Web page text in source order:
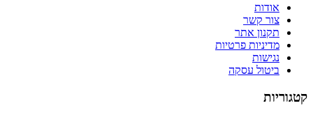
אודות
צור קשר
תקנון אתר
מדיניות פרטיות
נגישות
ביטול עסקה
קטגוריות